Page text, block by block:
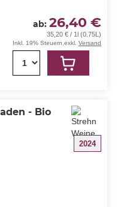
ab 26,40 €
35,20 € / 1l (0.75L)
Inkl. 19% Steuern exkl. Versand
1
- Bio
2024